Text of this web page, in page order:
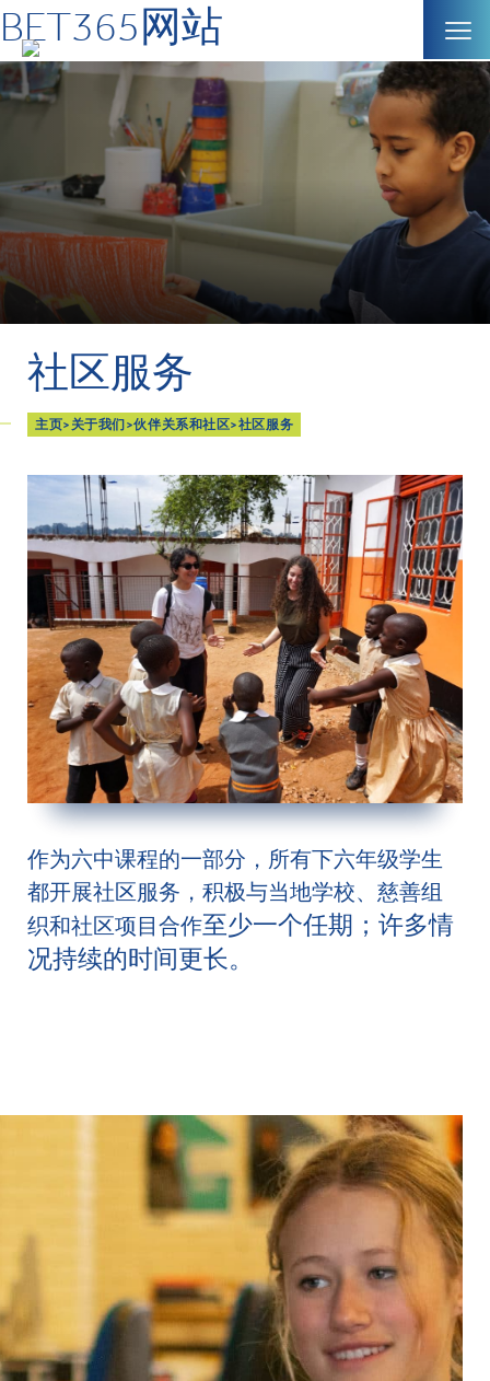
BET365网站
社区服务
主页> 关于我们>伙伴关系和社区>社区服务
作为六中课程的一部分，所有下六年级学生
都开展社区服务，积极与当地学校、慈善组
织和社区项目合作至少一个任期； 许多情
况持续的时间更长。